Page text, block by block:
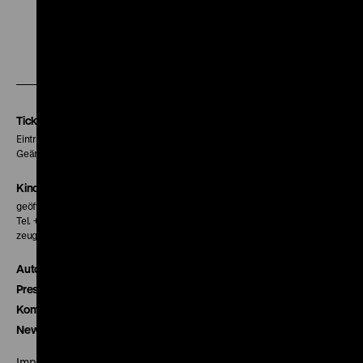
Tickets
Eintritt 5 €
Geänderte Preise sind im Programm vermerkt.
Kinokasse
geöffnet 30 Minuten vor Beginn der ersten Vorstellung
Tel. + 49 30 20304-770
zeughauskino@dhm.de
Autor*innen
Presse
Kontakt
Newsletter